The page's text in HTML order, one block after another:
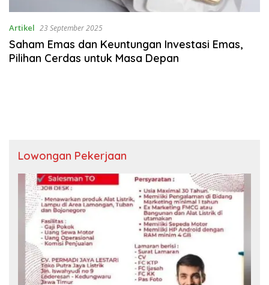
Artikel 23 September 2025
Saham Emas dan Keuntungan Investasi Emas,
Pilihan Cerdas untuk Masa Depan
Lowongan Pekerjaan